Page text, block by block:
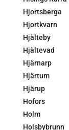
Hjortsberga
Hjortkvarn
Hjälteby
Hjältevad
Hjärnarp
Hjärtum
Hjärup
Hofors
Holm
Holsbybrunn